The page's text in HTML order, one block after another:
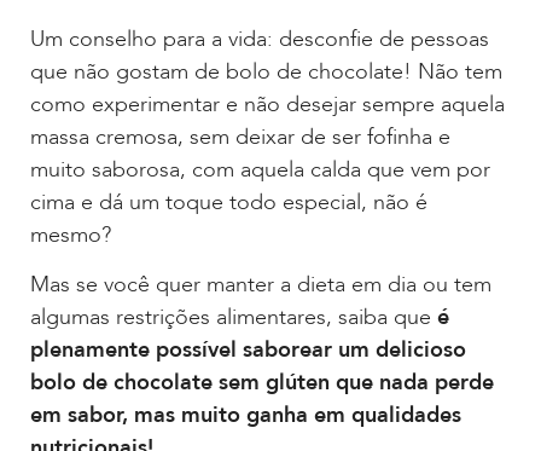
Um conselho para a vida: desconfie de pessoas
que não gostam de bolo de chocolate! Não tem
como experimentar e não desejar sempre aquela
massa cremosa, sem deixar de ser fofinha e
muito saborosa, com aquela calda que vem por
cima e dá um toque todo especial, não é
mesmo?
Mas se você quer manter a dieta em dia ou tem
algumas restrições alimentares, saiba que é
plenamente possível saborear um delicioso
bolo de chocolate sem glúten que nada perde
em sabor, mas muito ganha em qualidades